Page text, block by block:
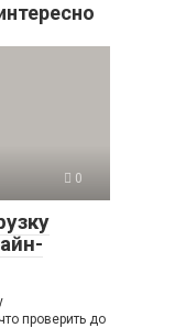
0
проверить до